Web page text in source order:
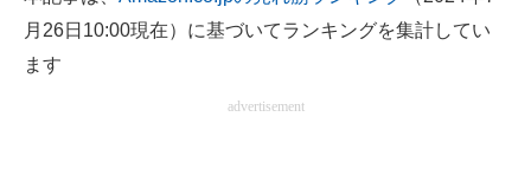
モノづくり技術者専門サイト
月26日10:00現在）に基づいてランキングを集計してい
ます
advertisement